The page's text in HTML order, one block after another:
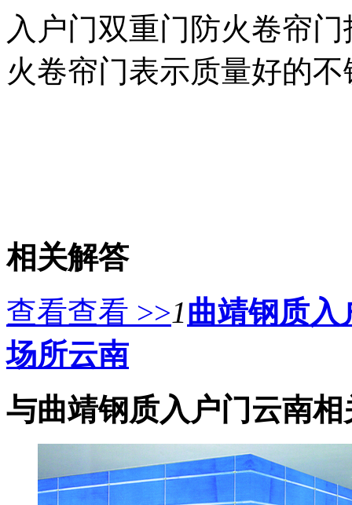
入户门双重门防火卷帘
火卷帘门表示质量好的
相关解答
查看查看 >>1曲靖钢质入
场所云南
与曲靖钢质入户门云南